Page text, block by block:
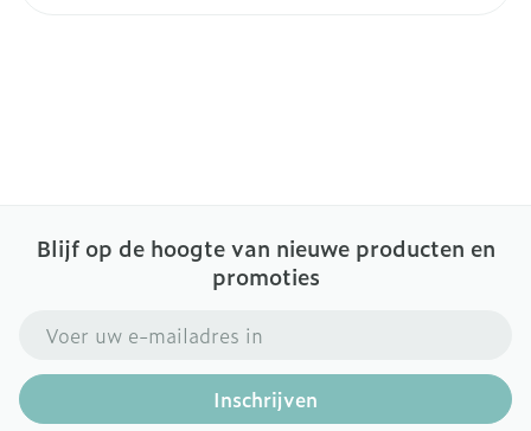
Blijf op de hoogte van nieuwe producten en
promoties
Inschrijven